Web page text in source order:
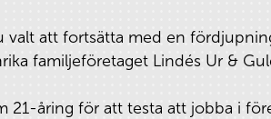
att fortsätta med en
familjeföretaget Lindés Ur &
åring för att testa att jobba i